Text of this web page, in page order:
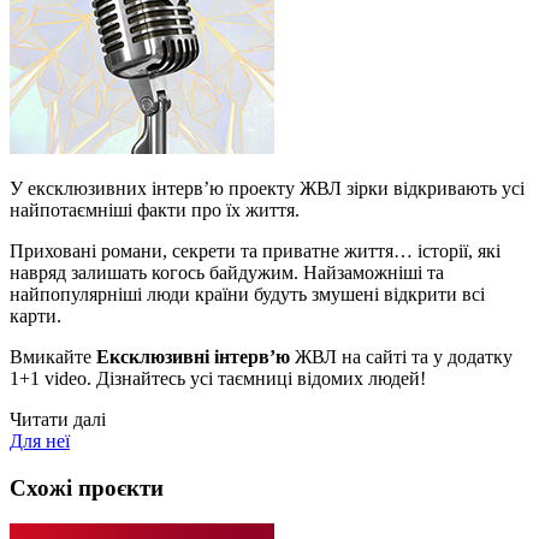
У ексклюзивних інтерв’ю проекту ЖВЛ зірки відкривають усі
найпотаємніші факти про їх життя.
Приховані романи, секрети та приватне життя… історії, які
навряд залишать когось байдужим. Найзаможніші та
найпопулярніші люди країни будуть змушені відкрити всі
карти.
Вмикайте Ексклюзивні інтерв’ю ЖВЛ на сайті та у додатку
1+1 video. Дізнайтесь усі таємниці відомих людей!
Читати далі
Для неї
Схожі проєкти